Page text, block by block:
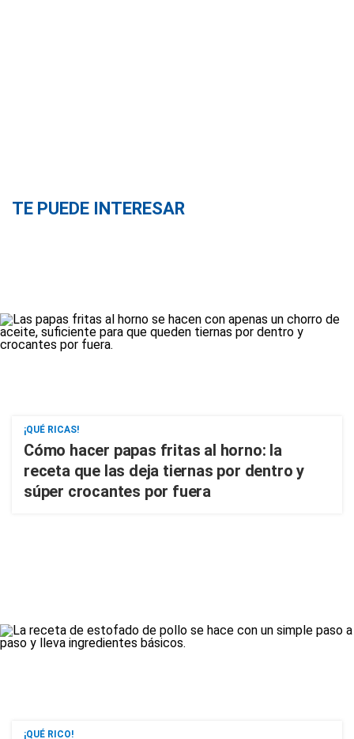
TE PUEDE INTERESAR
¡QUÉ RICAS!
Cómo hacer papas fritas al horno: la
receta que las deja tiernas por dentro y
súper crocantes por fuera
¡QUÉ RICO!